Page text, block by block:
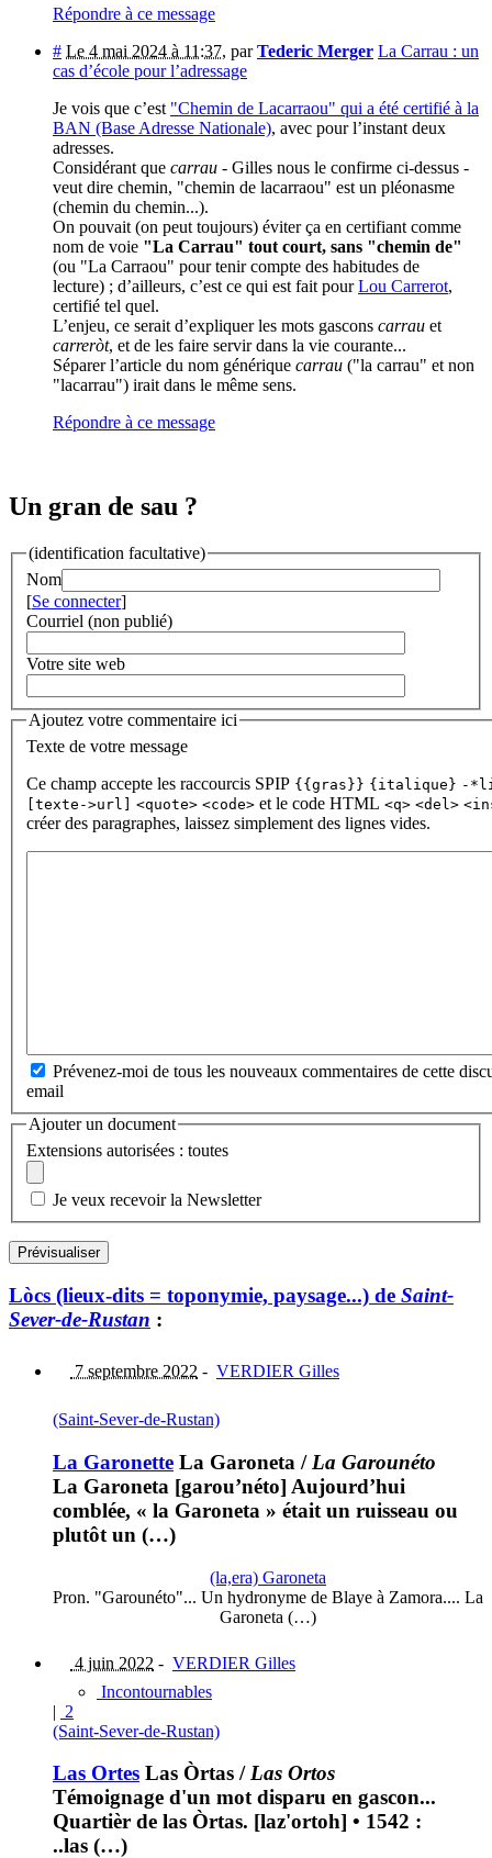
Répondre à ce message
# Le 4 mai 2024 à 11:37, parTederic Merger La Carrau : un
cas d’école pour l’adressage
Je vois que c’est "Chemin de Lacarraou" qui a été certifié à la
BAN (Base Adresse Nationale), avec pour l’instant deux
adresses.
Considérant que carrau - Gilles nous le confirme ci-dessus -
veut dire chemin, "chemin de lacarraou" est un pléonasme
(chemin du chemin...).
On pouvait (on peut toujours) éviter ça en certifiant comme
nom de voie "La Carrau" tout court, sans "chemin de"
(ou "La Carraou" pour tenir compte des habitudes de
lecture) ; d’ailleurs, c’est ce qui est fait pourLou Carrerot,
certifié tel quel.
L’enjeu, ce serait d’expliquer les mots gascons carrau et
carreròt, et de les faire servir dans la vie courante...
Séparer l’article du nom générique carrau ("la carrau" et non
"lacarrau") irait dans le même sens.
Répondre à ce message
Un gran de sau ?
(identification facultative)
Nom
[Se connecter]
Courriel (non publié)
Votre site web
Ajoutez votre commentaire ici
Texte de votre message
Ce champ accepte les raccourcis SPIP {{gras}} {italique} -
[texte->url]
<quote> <code> et le code HTML <q> <del>
créer des paragraphes, laissez simplement des lignes vides.
Prévenez-moi de tous les nouveaux commentaires de cette
email
Ajouter un document
Extensions autorisées : toutes
Je veux recevoir la Newsletter
Lòcs (lieux-dits = toponymie, paysage...) de Saint-
Sever-de-Rustan :
7 septembre 2022 - VERDIER Gilles
(Saint-Sever-de-Rustan)
La Garonette La Garoneta / La Garounéto
La Garoneta [garou’néto] Aujourd’hui
comblée, « la Garoneta » était un ruisseau ou
plutôt un (…)
(la,era) Garoneta
Pron. "Garounéto"... Un hydronyme de Blaye à Zamora.... La
Garoneta (…)
4 juin 2022 - VERDIER Gilles
Incontournables
| 2
(Saint-Sever-de-Rustan)
Las Ortes Las Òrtas /Las Ortos
Témoignage d'un mot disparu en gascon...
Quartièr de las Òrtas. [laz'ortoh] • 1542 :
..las (…)